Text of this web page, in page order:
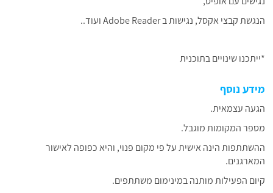
הנגשת קבצי אקסל, נגישות ב Adobe Reader ועוד..
*ייתכנו שינויים בתוכנית
מידע נוסף
הגעה עצמאית.
מספר המקומות מוגבל.
ההשתתפות הינה אישית על פי מקום פנוי, והיא כפופה לאישור
המארגנים.
קיום הפעילות מותנה במינימום משתתפים.